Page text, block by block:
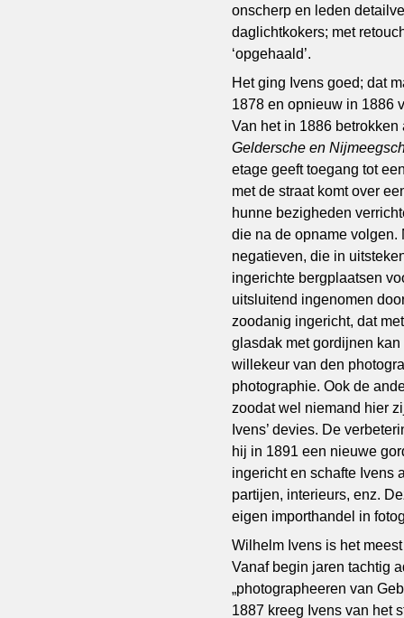
onscherp en leden
daglichtkokers; met
‘opgehaald’.
Het ging Ivens goed; dat
1878 en opnieuw in 1886
Van het in 1886
Geldersche en
etage geeft toegang tot
met de straat komt over
hunne bezigheden
die na de opname
negatieven, die in
ingerichte bergplaatsen
uitsluitend ingenomen
zoodanig ingericht, dat
glasdak met gordijnen
willekeur van den
photographie. Ook de
zoodat wel niemand hier
Ivens’ devies. De
hij in 1891 een nieuwe
ingericht en schafte Ivens
partijen, interieurs, enz.
eigen importhandel in
Wilhelm Ivens is het
Vanaf begin jaren tachtig
„photographeeren van
1887 kreeg Ivens van het